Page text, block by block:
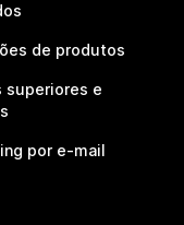
de produtos
superiores e
por e-mail